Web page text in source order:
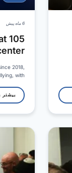
6 ماه پیش
105
2018,
with…
بیشتر